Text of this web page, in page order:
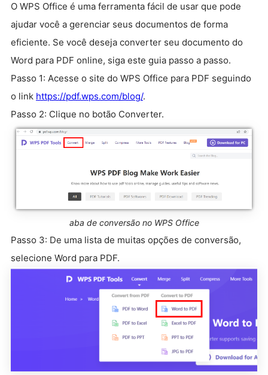
O WPS Office é uma ferramenta fácil de usar que pode
ajudar você a gerenciar seus documentos de forma
eficiente. Se você deseja converter seu documento do
Word para PDF online, siga este guia passo a passo.
Passo 1: Acesse o site do WPS Office para PDF seguindo
o link https://pdf.wps.com/blog/.
Passo 2: Clique no botão Converter.
aba de conversão no WPS Office
Passo 3: De uma lista de muitas opções de conversão,
selecione Word para PDF.